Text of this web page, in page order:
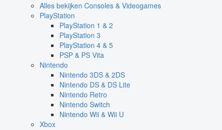
Alles bekijken Consoles & Videogames
PlayStation
PlayStation 1 & 2
PlayStation 3
PlayStation 4 & 5
PSP & PS Vita
Nintendo
Nintendo 3DS & 2DS
Nintendo DS & DS Lite
Nintendo Retro
Nintendo Switch
Nintendo Wii & Wii U
Xbox